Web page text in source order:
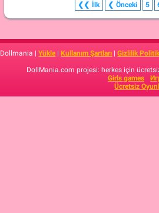
❮❮ İlk ❮ Önceki 5
Dollmania |Yükle | Kullanım Şartları |Gizlilik
DollMania.com projesi: herkes için
Girls games
Ücretsiz